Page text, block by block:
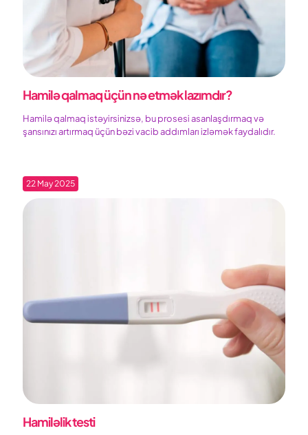
Hamilə qalmaq üçün nə etmək lazımdır?
Hamilə qalmaq istəyirsinizsə, bu prosesi asanlaşdırmaq və
şansınızı artırmaq üçün bəzi vacib addımları izləmək faydalıdır.
22 May 2025
Hamiləlik testi